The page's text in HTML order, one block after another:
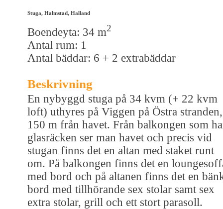
Stuga, Halmstad, Halland
Boendeyta: 34 m2
Antal rum: 1
Antal bäddar: 6 + 2 extrabäddar
Beskrivning
En nybyggd stuga på 34 kvm (+ 22 kvm
loft) uthyres på Viggen på Östra stranden,
150 m från havet. Från balkongen som
glasräcken ser man havet och precis vid
stugan finns det en altan med staket runt
om. På balkongen finns det en
med bord och på altanen finns det en
bord med tillhörande sex stolar samt sex
extra stolar, grill och ett stort parasoll.